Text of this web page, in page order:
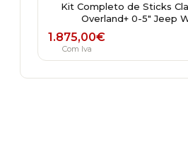
Kit Completo de Sticks
Overland+ 0-5" Jeep
1.875,00€
Com Iva